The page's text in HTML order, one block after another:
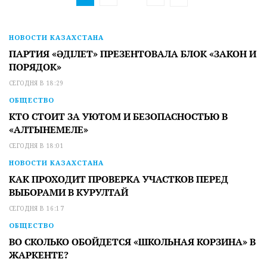
НОВОСТИ КАЗАХСТАНА
ПАРТИЯ «ӘДІЛЕТ» ПРЕЗЕНТОВАЛА БЛОК «ЗАКОН И
ПОРЯДОК»
СЕГОДНЯ В 18:29
ОБЩЕСТВО
КТО СТОИТ ЗА УЮТОМ И БЕЗОПАСНОСТЬЮ В
«АЛТЫНЕМЕЛЕ»
СЕГОДНЯ В 18:01
НОВОСТИ КАЗАХСТАНА
КАК ПРОХОДИТ ПРОВЕРКА УЧАСТКОВ ПЕРЕД
ВЫБОРАМИ В КУРУЛТАЙ
СЕГОДНЯ В 16:17
ОБЩЕСТВО
ВО СКОЛЬКО ОБОЙДЕТСЯ «ШКОЛЬНАЯ КОРЗИНА» В
ЖАРКЕНТЕ?